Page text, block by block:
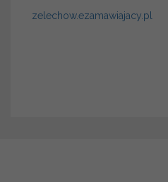
zelechow.ezamawiajacy.pl